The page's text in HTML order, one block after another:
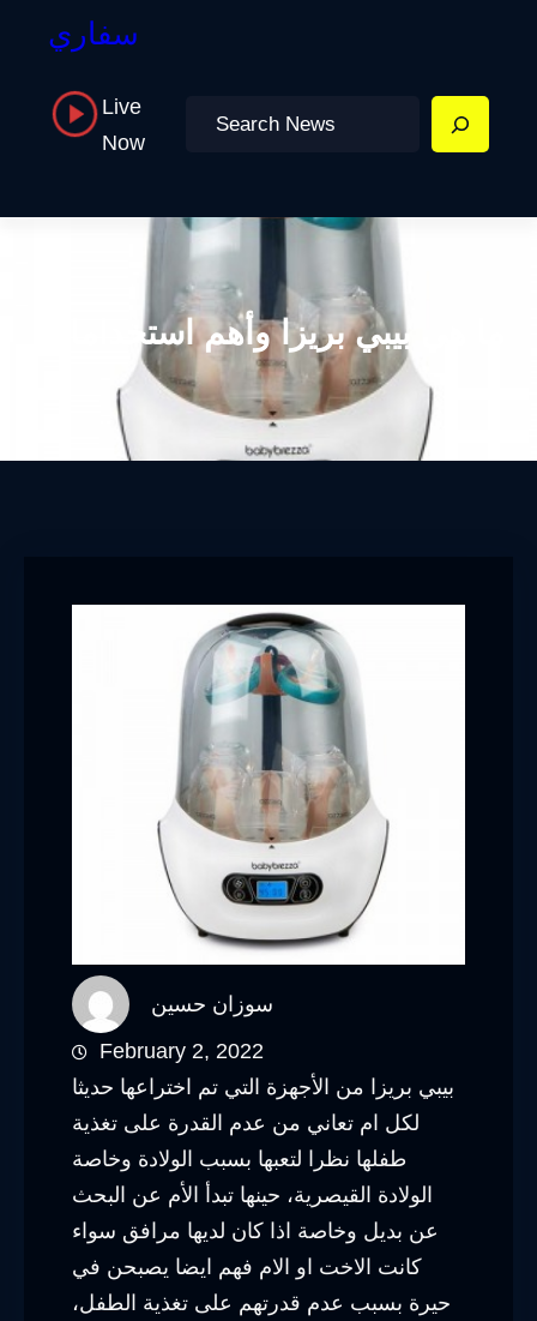
سفاري
Live
Now
Search
ما هي بيبي بريزا وأهم استخداماتها
سوزان حسين
February 2, 2022
بيبي بريزا من الأجهزة التي تم اختراعها حديثا
لكل ام تعاني من عدم القدرة على تغذية
طفلها نظرا لتعبها بسبب الولادة وخاصة
الولادة القيصرية، حينها تبدأ الأم عن البحث
عن بديل وخاصة اذا كان لديها مرافق سواء
كانت الاخت او الام فهم ايضا يصبحن في
حيرة بسبب عدم قدرتهم على تغذية الطفل،